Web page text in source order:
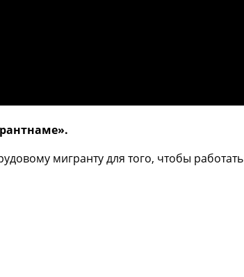
мигранту для того, чтобы работать